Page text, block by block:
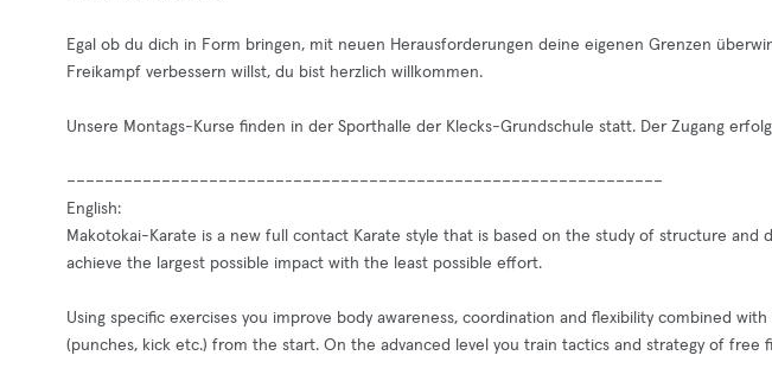
Egal ob du dich in Form bringen, mit neuen Herausforderungen deine eigenen Grenzen
Freikampf verbessern willst, du bist herzlich willkommen.
Unsere Montags-Kurse finden in der Sporthalle der Klecks-Grundschule statt. Der Zugang
–––––––––––––––––––––––-–––––––––––––––––––––––––––––––––––––––
English:
Makotokai-Karate is a new full contact Karate style that is based on the study of structure and
achieve the largest possible impact with the least possible effort.
Using specific exercises you improve body awareness, coordination and flexibility combined
(punches, kick etc.) from the start. On the advanced level you train tactics and strategy of free